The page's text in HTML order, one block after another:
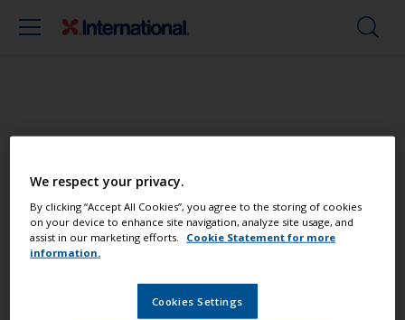
Etsi parhaat tuotteet, joilla voit pitää
veneesi loistokunnossa
Saat kaiken tuen, jota tarvitset
We respect your privacy.
By clicking “Accept All Cookies”, you agree to the storing of cookies
on your device to enhance site navigation, analyze site usage, and
assist in our marketing efforts. Cookie Statement for more
information.
Cookies Settings